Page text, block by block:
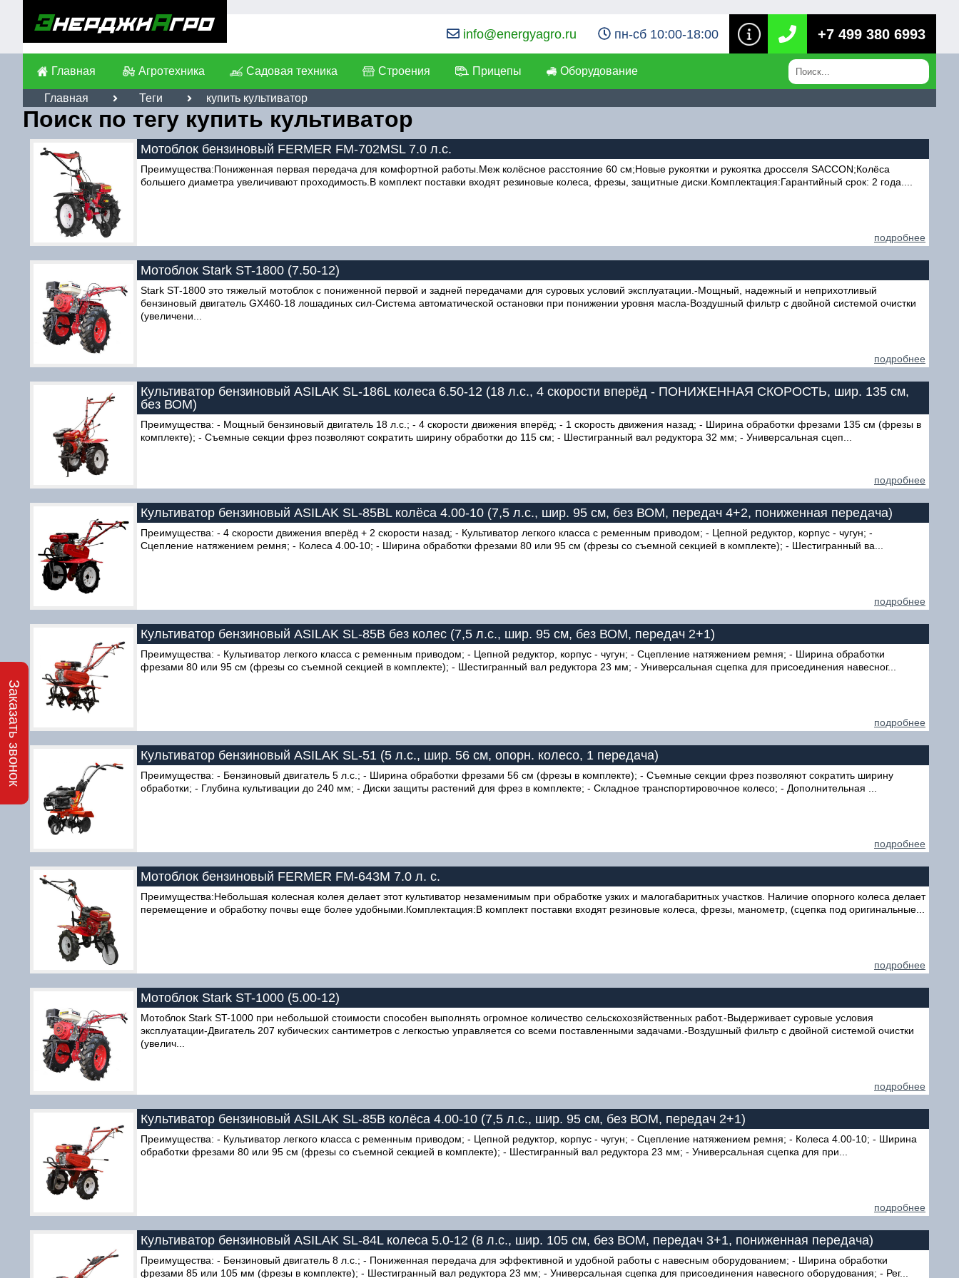
info@energyagro.ru пн-сб 10:00-18:00 +7 499 380 6993
Главная Агротехника Садовая техника Строения Прицепы Оборудование
Главная Теги купить культиватор
Поиск по тегу купить культиватор
Мотоблок бензиновый FERMER FM-702MSL 7.0 л.с.
Преимущества:Пониженная первая передача для комфортной работы.Меж колёсное расстояние 60 см;Новые рукоятки и рукоятка дросселя SACCON;Колёса
большего диаметра увеличивают проходимость.В комплект поставки входят резиновые колеса, фрезы, защитные диски.Комплектация:Гарантийный срок: 2 года....
подробнее
Мотоблок Stark ST-1800 (7.50-12)
Stark ST-1800 это тяжелый мотоблок с пониженной первой и задней передачами для суровых условий эксплуатации.-Мощный, надежный и неприхотливый
бензиновый двигатель GX460-18 лошадиных сил-Система автоматической остановки при понижении уровня масла-Воздушный фильтр с двойной системой очистки
(увеличени...
подробнее
Культиватор бензиновый ASILAK SL-186L колеса 6.50-12 (18 л.с., 4 скорости вперёд - ПОНИЖЕННАЯ СКОРОСТЬ, шир. 135 см,
без ВОМ)
Преимущества: - Мощный бензиновый двигатель 18 л.с.; - 4 скорости движения вперёд; - 1 скорость движения назад; - Ширина обработки фрезами 135 см (фрезы в
комплекте); - Съемные секции фрез позволяют сократить ширину обработки до 115 см; - Шестигранный вал редуктора 32 мм; - Универсальная сцеп...
подробнее
Культиватор бензиновый ASILAK SL-85BL колёса 4.00-10 (7,5 л.с., шир. 95 см, без ВОМ, передач 4+2, пониженная передача)
Преимущества: - 4 скорости движения вперёд + 2 скорости назад; - Культиватор легкого класса с ременным приводом; - Цепной редуктор, корпус - чугун; -
Сцепление натяжением ремня; - Колеса 4.00-10; - Ширина обработки фрезами 80 или 95 см (фрезы со съемной секцией в комплекте); - Шестигранный ва...
подробнее
Культиватор бензиновый ASILAK SL-85B без колес (7,5 л.с., шир. 95 см, без ВОМ, передач 2+1)
Преимущества: - Культиватор легкого класса с ременным приводом; - Цепной редуктор, корпус - чугун; - Сцепление натяжением ремня; - Ширина обработки
фрезами 80 или 95 см (фрезы со съемной секцией в комплекте); - Шестигранный вал редуктора 23 мм; - Универсальная сцепка для присоединения навесног...
подробнее
Культиватор бензиновый ASILAK SL-51 (5 л.с., шир. 56 см, опорн. колесо, 1 передача)
Преимущества: - Бензиновый двигатель 5 л.с.; - Ширина обработки фрезами 56 см (фрезы в комплекте); - Съемные секции фрез позволяют сократить ширину
обработки; - Глубина культивации до 240 мм; - Диски защиты растений для фрез в комплекте; - Складное транспортировочное колесо; - Дополнительная ...
подробнее
Мотоблок бензиновый FERMER FM-643М 7.0 л. с.
Преимущества:Небольшая колесная колея делает этот культиватор незаменимым при обработке узких и малогабаритных участков. Наличие опорного колеса делает
перемещение и обработку почвы еще более удобными.Комплектация:В комплект поставки входят резиновые колеса, фрезы, манометр, (сцепка под оригинальные...
подробнее
Мотоблок Stark ST-1000 (5.00-12)
Мотоблок Stark ST-1000 при небольшой стоимости способен выполнять огромное количество сельскохозяйственных работ.-Выдерживает суровые условия
эксплуатации-Двигатель 207 кубических сантиметров с легкостью управляется со всеми поставленными задачами.-Воздушный фильтр с двойной системой очистки
(увелич...
подробнее
Культиватор бензиновый ASILAK SL-85B колёса 4.00-10 (7,5 л.с., шир. 95 см, без ВОМ, передач 2+1)
Преимущества: - Культиватор легкого класса с ременным приводом; - Цепной редуктор, корпус - чугун; - Сцепление натяжением ремня; - Колеса 4.00-10; - Ширина
обработки фрезами 80 или 95 см (фрезы со съемной секцией в комплекте); - Шестигранный вал редуктора 23 мм; - Универсальная сцепка для при...
подробнее
Культиватор бензиновый ASILAK SL-84L колеса 5.0-12 (8 л.с., шир. 105 см, без ВОМ, передач 3+1, пониженная передача)
Преимущества: - Бензиновый двигатель 8 л.с.; - Пониженная передача для эффективной и удобной работы с навесным оборудованием; - Ширина обработки
фрезами 85 или 105 мм (фрезы в комплекте); - Шестигранный вал редуктора 23 мм; - Универсальная сцепка для присоединения навесного оборудования; - Рег...
Заказать звонок